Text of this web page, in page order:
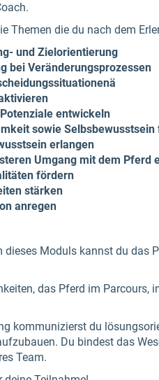
Themen die du nach dem
und Zielorientierung
bei Veränderungsprozessen
entwickeln
sowie Selbsbewusstsein
erlangen
Umgang mit dem Pferd
fördern
stärken
anregen
dieses Moduls kannst du das
das Pferd im Parcours,
kommunizierst du
Du bindest das
Team.